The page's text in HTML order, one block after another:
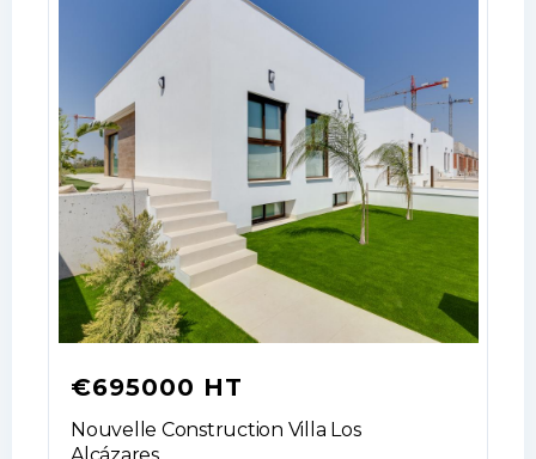
€695000 HT
Nouvelle Construction Villa Los